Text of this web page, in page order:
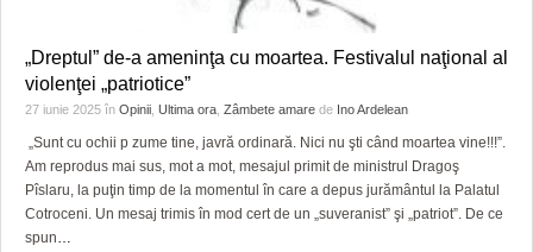
„Dreptul” de-a ameninţa cu moartea. Festivalul naţional al
violenţei „patriotice”
27 iunie 2025 în Opinii, Ultima ora, Zâmbete amare de Ino Ardelean
„Sunt cu ochii p zume tine, javră ordinară. Nici nu şti când moartea vine!!!”.
Am reprodus mai sus, mot a mot, mesajul primit de ministrul Dragoş
Pîslaru, la puţin timp de la momentul în care a depus jurământul la Palatul
Cotroceni. Un mesaj trimis în mod cert de un „suveranist” şi „patriot”. De ce
spun…